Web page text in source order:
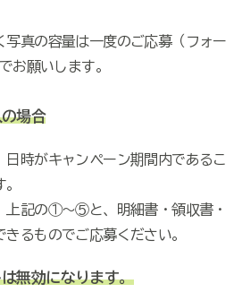
写真の容量は一度のご応募（フォー
お願いします。
場合
日時がキャンペーン期間内であるこ
上記の①～⑤と、
明細書・領収書・
るものでご応募ください。
無効になります。